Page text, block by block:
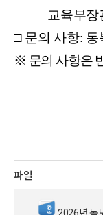
교육부
□ 문의 사항: 동
※ 문의 사항은
파일